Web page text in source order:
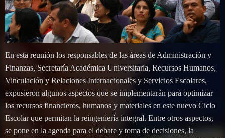
En esta reunión los responsables de las áreas de Administración y
Finanzas, Secretaría Académica Universitaria, Recursos Humanos,
Vinculación y Relaciones Internacionales y Servicios Escolares,
expusieron algunos aspectos que se implementarán para optimizar
los recursos financieros, humanos y materiales en este nuevo Ciclo
Escolar que permitan la reingeniería integral. Entre otros aspectos,
se pone en la agenda para el debate y toma de decisiones, la